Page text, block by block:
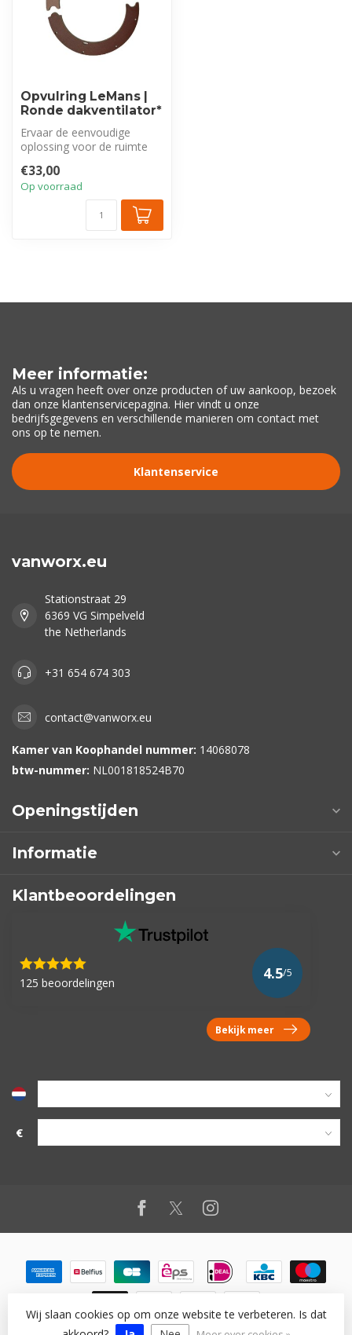
Opvulring LeMans |
Ronde dakventilator*
Ervaar de eenvoudige
oplossing voor de ruimte
De gat...
€33,00
Op voorraad
Meer informatie:
Als u vragen heeft over onze producten of uw aankoop, bezoek
dan onze klantenservicepagina. Hier vindt u onze
bedrijfsgegevens en verschillende manieren om contact met
ons op te nemen.
Klantenservice
vanworx.eu
Stationstraat 29
6369 VG Simpelveld
the Netherlands
+31 654 674 303
contact@vanworx.eu
Kamer van Koophandel nummer: 14068078
btw-nummer: NL001818524B70
Openingstijden
Informatie
Klantbeoordelingen
125 beoordelingen
4.5/5
Bekijk meer
€
Wij slaan cookies op om onze website te verbeteren. Is dat